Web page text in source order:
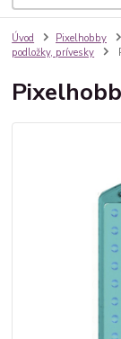
Úvod Pixelhobby
podložky, prívesky